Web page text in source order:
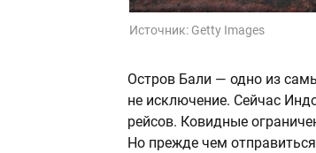
Источник: Getty Images
Остров Бали — одно из
не исключение. Сейчас
рейсов. Ковидные
Но прежде чем